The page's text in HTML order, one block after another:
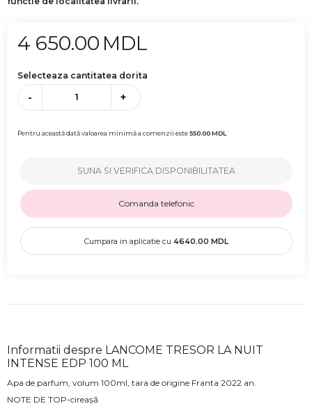
4 650.00 MDL
Selecteaza cantitatea dorita
- +
Pentru această dată valoarea minimă a comenzii este550.00MDL
SUNA SI VERIFICA DISPONIBILITATEA
Comanda telefonic
Cumpara in aplicatie cu 4640.00 MDL
Informatii despre LANCOME TRESOR LA NUIT
INTENSE EDP 100 ML
Apa de parfum, volum 100ml, tara de origine Franta 2022 an.
NOTE DE TOP-cireașă